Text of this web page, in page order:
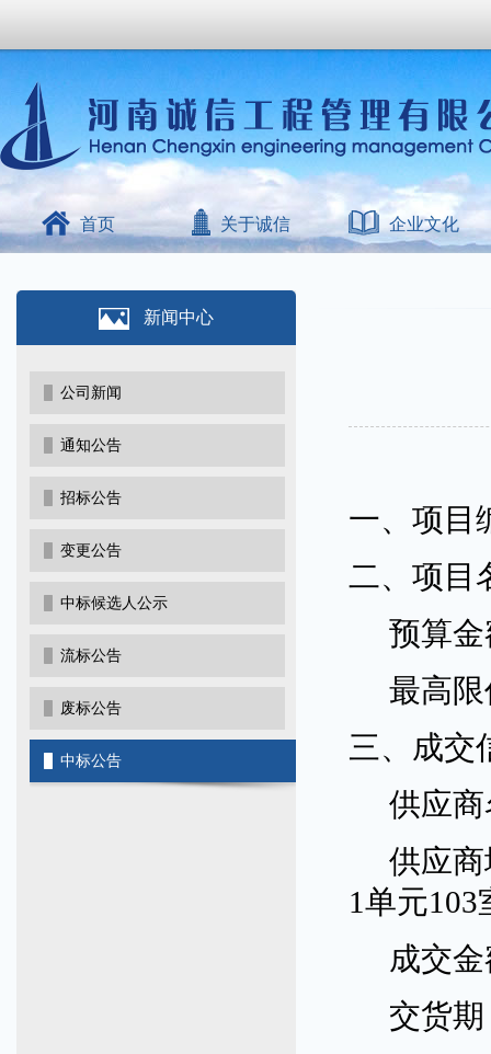
首页 关于诚信 企业文化
新闻中心
公司新闻
通知公告
招标公告
变更公告
中标候选人公示
流标公告
废标公告
中标公告
一、项目
二、项目
预算
最高
三、成交
供应
供应
1单元103
成交
交货